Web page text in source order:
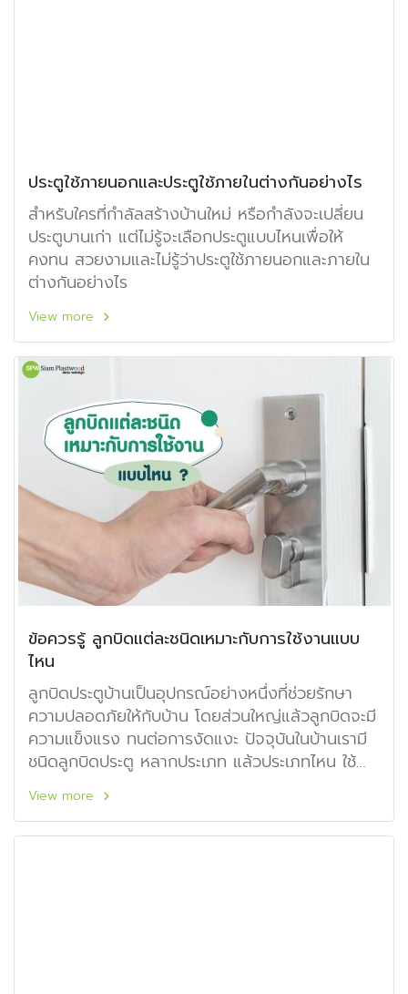
ประตูใช้ภายนอกและประตูใช้ภายในต่างกันอย่างไร
สำหรับใครที่กำลัลสร้างบ้านใหม่ หรือกำลังจะเปลี่ยน
ประตูบานเก่า แต่ไม่รู้จะเลือกประตูแบบไหนเพื่อให้
คงทน สวยงามและไม่รู้ว่าประตูใช้ภายนอกและภายใน
ต่างกันอย่างไร
View more
ข้อควรรู้ ลูกบิดแต่ละชนิดเหมาะกับการใช้งานแบบ
ไหน
ลูกบิดประตูบ้านเป็นอุปกรณ์อย่างหนึ่งที่ช่วยรักษา
ความปลอดภัยให้กับบ้าน โดยส่วนใหญ่แล้วลูกบิดจะมี
ความแข็งแรง ทนต่อการงัดแงะ ปัจจุบันในบ้านเรามี
ชนิดลูกบิดประตู หลากประเภท แล้วประเภทไหน ใช้
งานอย่างไร
View more